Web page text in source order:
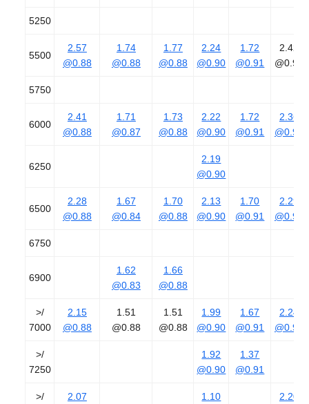
5250
5500
2.57
@0.88
1.74
@0.88
1.77
@0.88
2.24
@0.90
1.72
@0.91
2.42
@0.90
5750
6000
2.41
@0.88
1.71
@0.87
1.73
@0.88
2.22
@0.90
1.72
@0.91
2.36
@0.90
6250
2.19
@0.90
6500
2.28
@0.88
1.67
@0.84
1.70
@0.88
2.13
@0.90
1.70
@0.91
2.29
@0.90
6750
6900
1.62
@0.83
1.66
@0.88
>/
7000
2.15
@0.88
1.51
@0.88
1.51
@0.88
1.99
@0.90
1.67
@0.91
2.24
@0.90
>/
7250
1.92
@0.90
1.37
@0.91
>/ 2.07 1.10 2.20